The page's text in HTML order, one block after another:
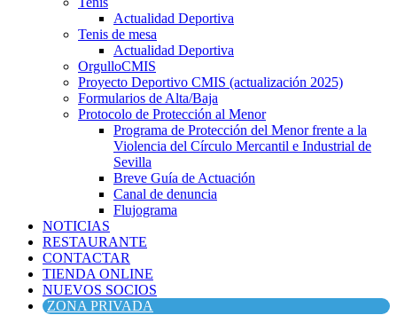
Actualidad Deportiva
Tenis de mesa
Actualidad Deportiva
OrgulloCMIS
Proyecto Deportivo CMIS (actualización 2025)
Formularios de Alta/Baja
Protocolo de Protección al Menor
Programa de Protección del Menor frente a la
Violencia del Círculo Mercantil e Industrial de
Sevilla
Breve Guía de Actuación
Canal de denuncia
Flujograma
NOTICIAS
RESTAURANTE
CONTACTAR
TIENDA ONLINE
NUEVOS SOCIOS
ZONA PRIVADA